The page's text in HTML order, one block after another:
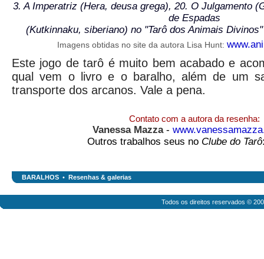
3. A Imperatriz (Hera, deusa grega), 20. O Julgamento
de Espadas
(Kutkinnaku, siberiano) no "Tarô dos Animais Divinos"
Imagens obtidas no site da autora Lisa Hunt:
Este jogo de tarô é muito bem acabado e
qual vem o livro e o baralho, além de um
transporte dos arcanos. Vale a pena.
Contato com a autora da resenha:
Vanessa Mazza-
Outros trabalhos seus no Clube do Tarô
BARALHOS • Resenhas & galerias
Todos os direitos reservados ©